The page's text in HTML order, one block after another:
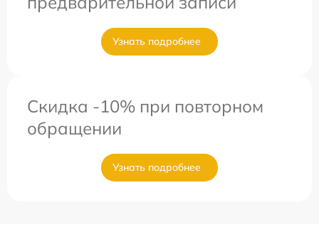
Узнать подробнее
Скидка -10% при повторном
обращении
Узнать подробнее